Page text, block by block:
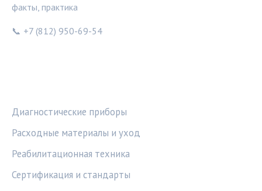
факты, практика
📞 +7 (812) 950-69-54
Диагностические приборы
Расходные материалы и уход
Реабилитационная техника
Сертификация и стандарты